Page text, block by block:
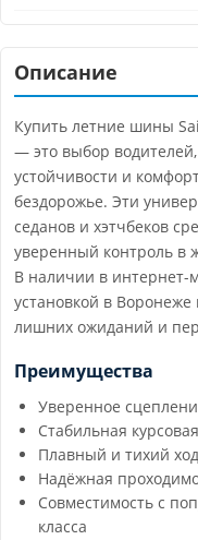
Описание
Купить летние шины
— это выбор
устойчивости и
бездорожье. Эти
седанов и хэтчбеков
уверенный контроль в
В наличии в
установкой в
лишних ожиданий и
Преимущества
Уверенное
Стабильная
Плавный и тихий
Надёжная
Совместимость с
класса